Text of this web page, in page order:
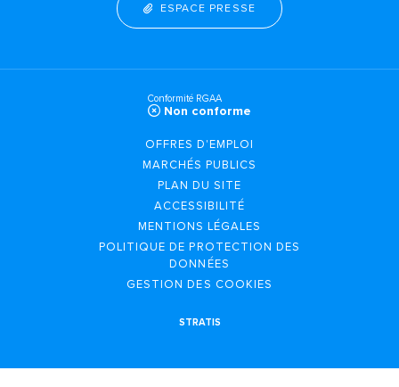
ESPACE PRESSE
Conformité RGAA
Non conforme
OFFRES D'EMPLOI
MARCHÉS PUBLICS
PLAN DU SITE
ACCESSIBILITÉ
MENTIONS LÉGALES
POLITIQUE DE PROTECTION DES
DONNÉES
GESTION DES COOKIES
STRATIS